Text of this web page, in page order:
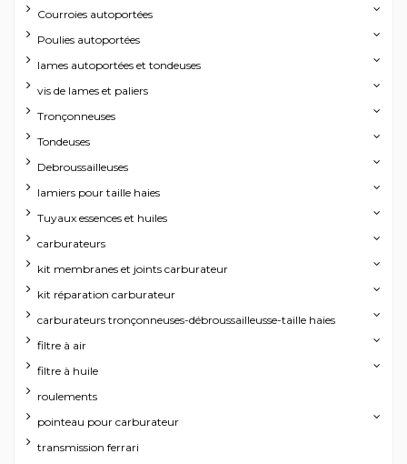
Courroies autoportées
Poulies autoportées
lames autoportées et tondeuses
vis de lames et paliers
Tronçonneuses
Tondeuses
Debroussailleuses
lamiers pour taille haies
Tuyaux essences et huiles
carburateurs
kit membranes et joints carburateur
kit réparation carburateur
carburateurs tronçonneuses-débroussailleusse-taille haies
filtre à air
filtre à huile
roulements
pointeau pour carburateur
transmission ferrari